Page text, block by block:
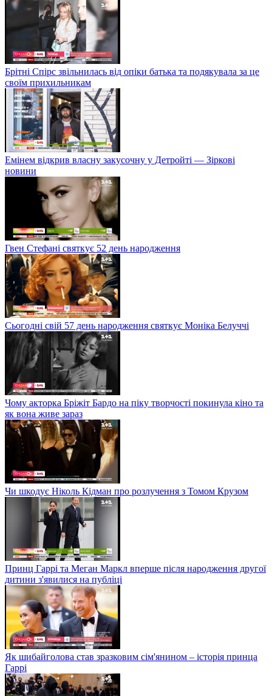
Брітні Спірс звільнилась від опіки батька та подякувала за це
своїм прихильникам
Емінем відкрив власну закусочну у Детройті — Зіркові
новини
Гвен Стефані святкує 52 день народження
Сьогодні свій 57 день народження святкує Моніка Белуччі
Чому акторка Бріжіт Бардо на піку творчості покинула кіно та
як вона живе зараз
Чи шкодує Ніколь Кідман про розлучення з Томом Крузом
Принц Гаррі та Меган Маркл вперше після народження другої
дитини з'явилися на публіці
Як шибайголова став зразковим сім'янином – історія принца
Гаррі